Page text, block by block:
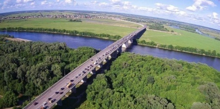
Перейти к основному содержанию